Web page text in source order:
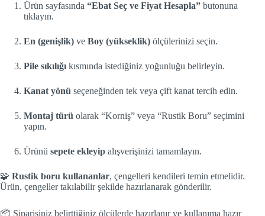
Ürün sayfasında “Ebat Seç ve Fiyat Hesapla” butonuna
tıklayın.
En (genişlik) ve Boy (yükseklik) ölçülerinizi seçin.
Pile sıkılığı kısmında istediğiniz yoğunluğu belirleyin.
Kanat yönü seçeneğinden tek veya çift kanat tercih edin.
Montaj türü olarak “Korniş” veya “Rustik Boru” seçimini
yapın.
Ürünü sepete ekleyip alışverişinizi tamamlayın.
🧩 Rustik boru kullananlar, çengelleri kendileri temin etmelidir.
Ürün, çengeller takılabilir şekilde hazırlanarak gönderilir.
📦 Siparişiniz belirttiğiniz ölçülerde hazırlanır ve kullanıma hazır